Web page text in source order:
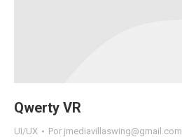
Qwerty VR
UI/UX Por jmediavillaswing@gmail.com